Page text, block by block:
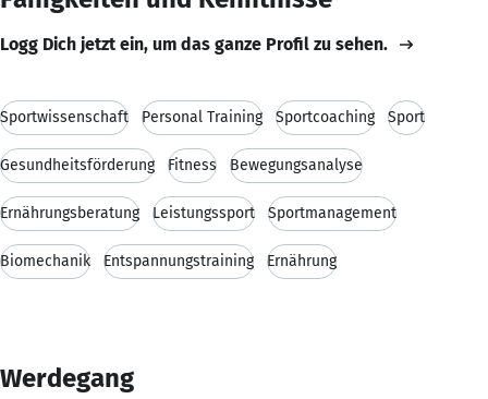
Logg Dich jetzt ein, um das ganze Profil zu sehen.
Sportwissenschaft Personal Training Sportcoaching Sport
Gesundheitsförderung Fitness Bewegungsanalyse
Ernährungsberatung Leistungssport Sportmanagement
Biomechanik Entspannungstraining Ernährung
Werdegang